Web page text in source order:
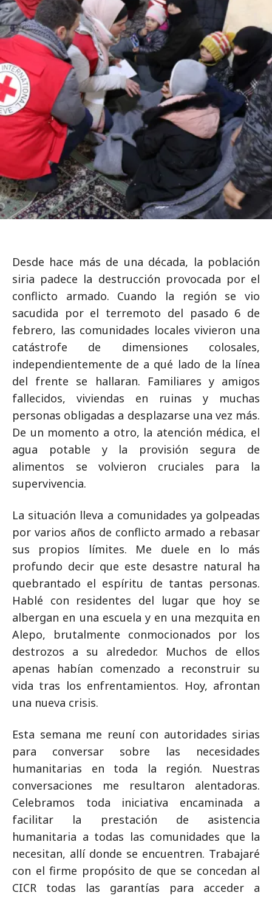
Desde hace más de una década, la población
siria padece la destrucción provocada por el
conflicto armado. Cuando la región se vio
sacudida por el terremoto del pasado 6 de
febrero, las comunidades locales vivieron una
catástrofe de dimensiones colosales,
independientemente de a qué lado de la línea
del frente se hallaran. Familiares y amigos
fallecidos, viviendas en ruinas y muchas
personas obligadas a desplazarse una vez más.
De un momento a otro, la atención médica, el
agua potable y la provisión segura de
alimentos se volvieron cruciales para la
supervivencia.
La situación lleva a comunidades ya golpeadas
por varios años de conflicto armado a rebasar
sus propios límites. Me duele en lo más
profundo decir que este desastre natural ha
quebrantado el espíritu de tantas personas.
Hablé con residentes del lugar que hoy se
albergan en una escuela y en una mezquita en
Alepo, brutalmente conmocionados por los
destrozos a su alrededor. Muchos de ellos
apenas habían comenzado a reconstruir su
vida tras los enfrentamientos. Hoy, afrontan
una nueva crisis.
Esta semana me reuní con autoridades sirias
para conversar sobre las necesidades
humanitarias en toda la región. Nuestras
conversaciones me resultaron alentadoras.
Celebramos toda iniciativa encaminada a
facilitar la prestación de asistencia
humanitaria a todas las comunidades que la
necesitan, allí donde se encuentren. Trabajaré
con el firme propósito de que se concedan al
CICR todas las garantías para acceder a